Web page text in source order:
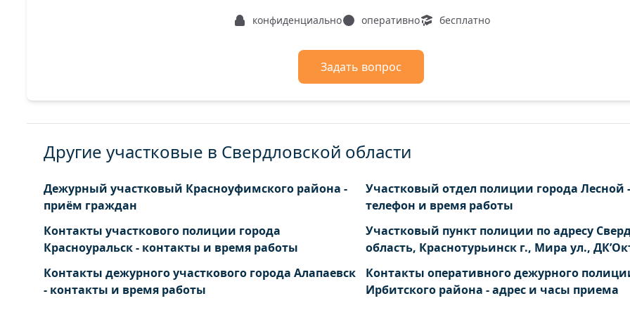
конфиденциально оперативно бесплатно
Задать вопрос
Другие участковые в Свердловской области
Дежурный участковый Красноуфимского района -
приём граждан
Участковый отдел полиции города Лесной -
телефон и время работы
Контакты участкового полиции города
Красноуральск - контакты и время работы
Участковый пункт полиции по адресу
область, Краснотурьинск г., Мира ул.,
Контакты дежурного участкового города Алапаевск
- контакты и время работы
Контакты оперативного дежурного
Ирбитского района - адрес и часы приема